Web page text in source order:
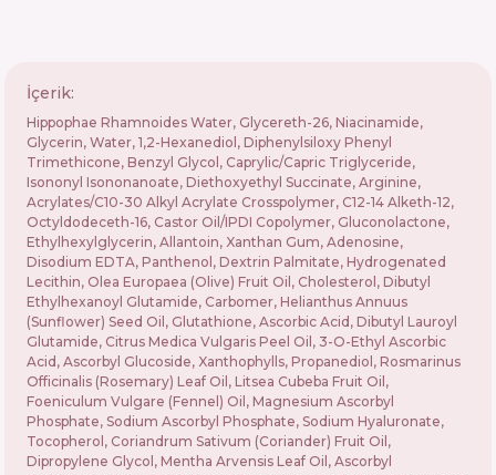
İçerik:
Hippophae Rhamnoides Water, Glycereth-26, Niacinamide,
Glycerin, Water, 1,2-Hexanediol, Diphenylsiloxy Phenyl
Trimethicone, Benzyl Glycol, Caprylic/Capric Triglyceride,
Isononyl Isononanoate, Diethoxyethyl Succinate, Arginine,
Acrylates/C10-30 Alkyl Acrylate Crosspolymer, C12-14 Alketh-12,
Octyldodeceth-16, Castor Oil/IPDI Copolymer, Gluconolactone,
Ethylhexylglycerin, Allantoin, Xanthan Gum, Adenosine,
Disodium EDTA, Panthenol, Dextrin Palmitate, Hydrogenated
Lecithin, Olea Europaea (Olive) Fruit Oil, Cholesterol, Dibutyl
Ethylhexanoyl Glutamide, Carbomer, Helianthus Annuus
(Sunflower) Seed Oil, Glutathione, Ascorbic Acid, Dibutyl Lauroyl
Glutamide, Citrus Medica Vulgaris Peel Oil, 3-O-Ethyl Ascorbic
Acid, Ascorbyl Glucoside, Xanthophylls, Propanediol, Rosmarinus
Officinalis (Rosemary) Leaf Oil, Litsea Cubeba Fruit Oil,
Foeniculum Vulgare (Fennel) Oil, Magnesium Ascorbyl
Phosphate, Sodium Ascorbyl Phosphate, Sodium Hyaluronate,
Tocopherol, Coriandrum Sativum (Coriander) Fruit Oil,
Dipropylene Glycol, Mentha Arvensis Leaf Oil, Ascorbyl